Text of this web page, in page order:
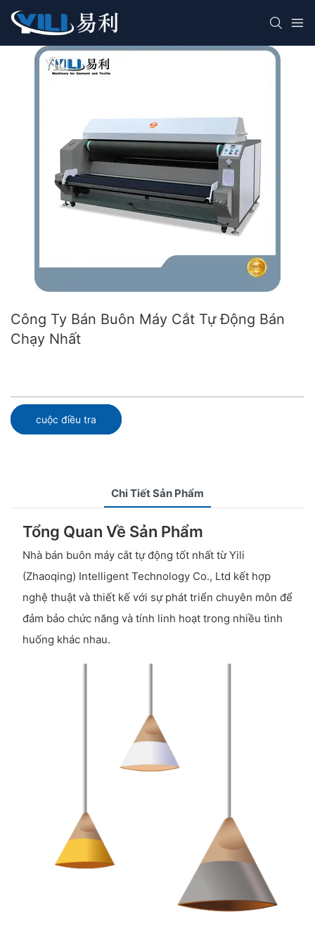
Công Ty Bán Buôn Máy Cắt Tự Động Bán
Chạy Nhất
cuộc điều tra
Chi Tiết Sản Phẩm
Tổng Quan Về Sản Phẩm
Nhà bán buôn máy cắt tự động tốt nhất từ ​​Yili
(Zhaoqing) Intelligent Technology Co., Ltd kết hợp
nghệ thuật và thiết kế với sự phát triển chuyên môn để
đảm bảo chức năng và tính linh hoạt trong nhiều tình
huống khác nhau.